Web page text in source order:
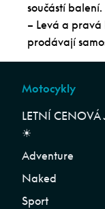
součástí balení.
– Levá a pravá
prodávají
Motocykly
LETNÍ CENOVÁ
☀︎
Adventure
Naked
Sport